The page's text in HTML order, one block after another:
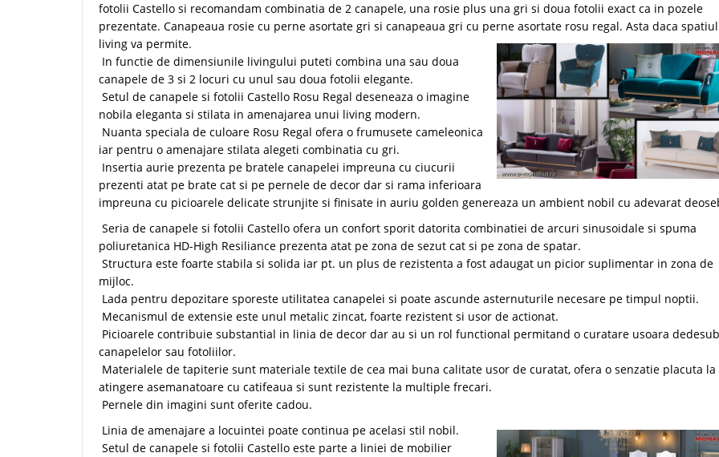
fotolii Castello si recomandam combinatia de 2 canapele, una rosie plus una gri si doua fotolii exact ca in pozele
prezentate. Canapeaua rosie cu perne asortate gri si canapeaua gri cu perne asortate rosu regal. Asta daca
living va permite.
In functie de dimensiunile livingului puteti combina una sau doua
canapele de 3 si 2 locuri cu unul sau doua fotolii elegante.
Setul de canapele si fotolii Castello Rosu Regal deseneaza o imagine
nobila eleganta si stilata in amenajarea unui living modern.
Nuanta speciala de culoare Rosu Regal ofera o frumusete cameleonica
iar pentru o amenajare stilata alegeti combinatia cu gri.
Insertia aurie prezenta pe bratele canapelei impreuna cu ciucurii
prezenti atat pe brate cat si pe pernele de decor dar si rama inferioara
impreuna cu picioarele delicate strunjite si finisate in auriu golden genereaza un ambient nobil cu adevarat
Seria de canapele si fotolii Castello ofera un confort sporit datorita combinatiei de arcuri sinusoidale si spuma
poliuretanica HD-High Resiliance prezenta atat pe zona de sezut cat si pe zona de spatar.
Structura este foarte stabila si solida iar pt. un plus de rezistenta a fost adaugat un picior suplimentar in zona de
mijloc.
Lada pentru depozitare sporeste utilitatea canapelei si poate ascunde asternuturile necesare pe timpul noptii.
Mecanismul de extensie este unul metalic zincat, foarte rezistent si usor de actionat.
Picioarele contribuie substantial in linia de decor dar au si un rol functional permitand o curatare usoara
canapelelor sau fotoliilor.
Materialele de tapiterie sunt materiale textile de cea mai buna calitate usor de curatat, ofera o senzatie placuta la
atingere asemanatoare cu catifeaua si sunt rezistente la multiple frecari.
Pernele din imagini sunt oferite cadou.
Linia de amenajare a locuintei poate continua pe acelasi stil nobil.
Setul de canapele si fotolii Castello este parte a liniei de mobilier